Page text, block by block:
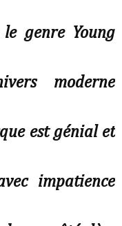
genre Young
moderne
est génial et
impatience